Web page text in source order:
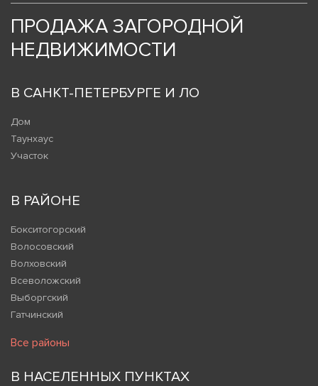
ПРОДАЖА ЗАГОРОДНОЙ
НЕДВИЖИМОСТИ
В САНКТ-ПЕТЕРБУРГЕ И ЛО
Дом
Таунхаус
Участок
В РАЙОНЕ
Бокситогорский
Волосовский
Волховский
Всеволожский
Выборгский
Гатчинский
Все районы
В НАСЕЛЕННЫХ ПУНКТАХ